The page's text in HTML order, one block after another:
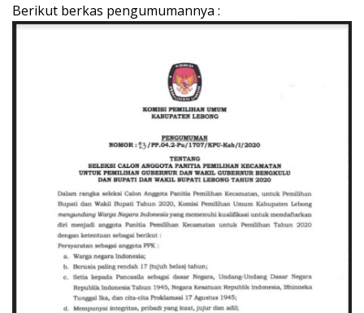
Berikut berkas pengumumannya :